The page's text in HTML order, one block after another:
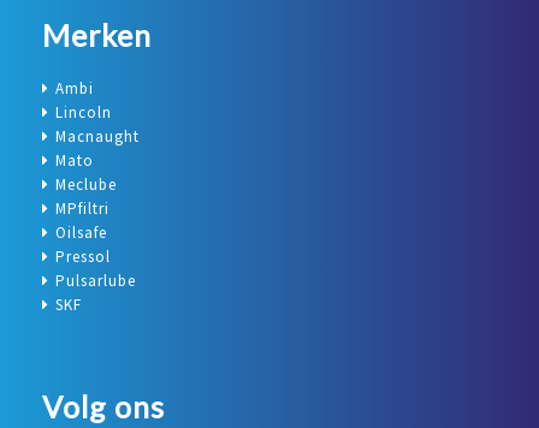
Merken
Ambi
Lincoln
Macnaught
Mato
Meclube
MPfiltri
Oilsafe
Pressol
Pulsarlube
SKF
Volg ons